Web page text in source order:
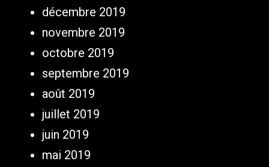
décembre 2019
novembre 2019
octobre 2019
septembre 2019
août 2019
juillet 2019
juin 2019
mai 2019